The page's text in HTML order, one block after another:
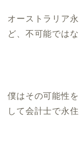
オーストラリア
ど、不可能ではな
僕はその可能性
して会計士で永